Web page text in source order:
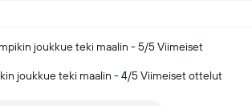
joukkue teki maalin - 5/5 Viimeiset
joukkue teki maalin - 4/5 Viimeiset ottelut